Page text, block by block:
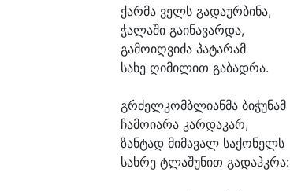
ქარმა ველს გადაურბინა,
ჭალაში გაინავარდა,
გამოიღვიძა პატარამ
სახე ღიმილით გაბადრა.
გრძელკომბლიანმა ბიჭუნამ
ჩამოიარა კარდაკარ,
ზანტად მიმავალ საქონელს
სახრე ტლაშუნით გადაჰკრა: